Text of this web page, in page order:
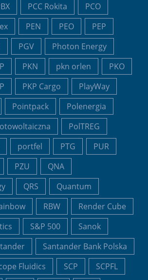
PCC Rokita
PCO
PEN PEO
PEP
PGV
Photon Energy
PKN pkn orlen
PKO
PKP Cargo
PlayWay
Pointpack
Polenergia
PolTREG
portfel PTG
PUR
PZU
QNA
QRS
Quantum
RBW
Render Cube
S&P 500
Sanok
Santander Bank Polska
Fluidics SCP
SCPFL